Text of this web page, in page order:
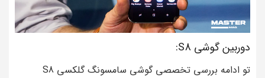
دوربین گوشی S8:
تو ادامه بررسی تخصصی گوشی سامسونگ گلکسی S8